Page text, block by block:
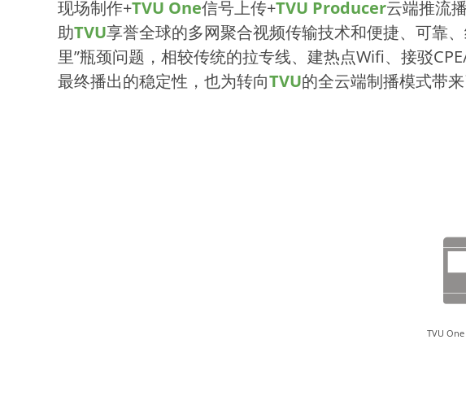
现场制作+TVU One信号上传+TVU Producer云端推流
助TVU享誉全球的多网聚合视频传输技术和便捷、可靠
里”瓶颈问题，相较传统的拉专线、建热点Wifi、接驳
最终播出的稳定性，也为转向TVU的全云端制播模式带
TVU